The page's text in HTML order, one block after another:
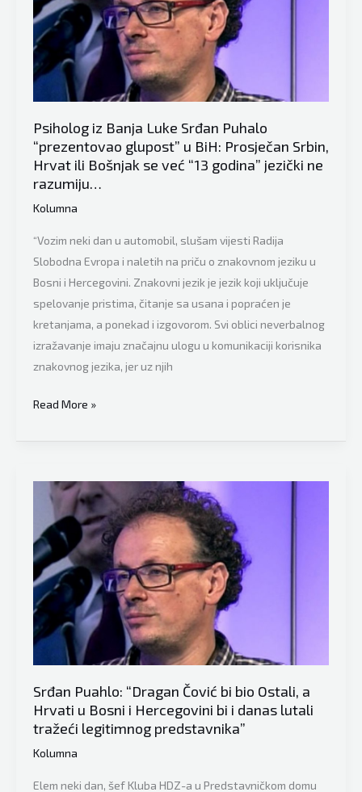
Luci:
“Daje
harmonikašu
četvrtinu
prosječne
u
RS”
Psiholog iz Banja Luke Srđan Puhalo
“prezentovao glupost” u BiH: Prosječan Srbin,
Hrvat ili Bošnjak se već “13 godina” jezički ne
razumiju…
Kolumna
“Vozim neki dan u automobil, slušam vijesti Radija
Slobodna Evropa i naletih na priču o znakovnom jeziku u
Bosni i Hercegovini. Znakovni jezik je jezik koji uključuje
spelovanje pristima, čitanje sa usana i popraćen je
kretanjama, a ponekad i izgovorom. Svi oblici neverbalnog
izražavanje imaju značajnu ulogu u komunikaciji korisnika
znakovnog jezika, jer uz njih
Psiholog
Banja
Srđan
Puhalo
“prezentovao
glupost”
BiH:
Prosječan
Srbin,
Bošnjak
se
“13
godina”
Read More »
Srđan Puahlo: “Dragan Čović bi bio Ostali, a
Hrvati u Bosni i Hercegovini bi i danas lutali
tražeći legitimnog predstavnika”
Kolumna
Elem neki dan, šef Kluba HDZ-a u Predstavničkom domu